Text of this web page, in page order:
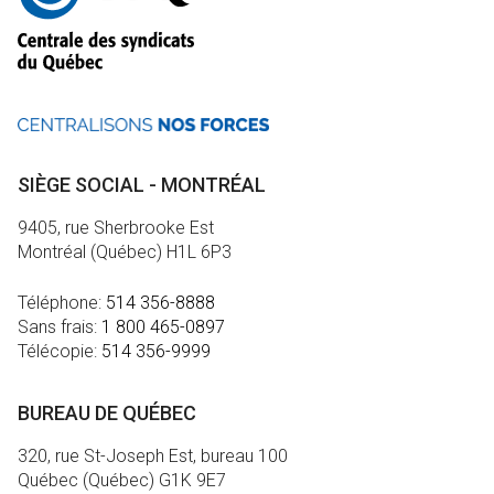
SIÈGE SOCIAL - MONTRÉAL
9405, rue Sherbrooke Est
Montréal (Québec) H1L 6P3
Téléphone: 514 356-8888
Sans frais: 1 800 465-0897
Télécopie: 514 356-9999
BUREAU DE QUÉBEC
320, rue St-Joseph Est, bureau 100
Québec (Québec) G1K 9E7